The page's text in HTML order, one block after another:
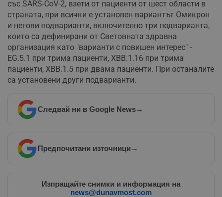
със SARS-CoV-2, взети от пациенти от шест области в
страната, при всички е установен вариантът Омикрон
и негови подварианти, включително три подварианта,
които са дефинирани от Световната здравна
организация като "варианти с повишен интерес" -
EG.5.1 при трима пациенти, XBB.1.16 при трима
пациенти, XBB.1.5 при двама пациенти. При останалите
са установени други подварианти.
Следвай ни в Google News→
Предпочитани източници →
Изпращайте снимки и информация на
news@dunavmost.com